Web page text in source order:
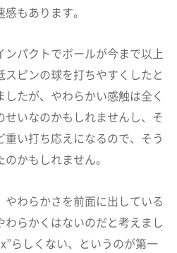
もあります。
パクトでボールが今まで以上
ピンの球を打ちやすくしたと
たが、やわらかい感触は全く
いなのかもしれませんし、そ
い打ち応えになるので、そう
かもしれません。
わらかさを前面に出している
らかくはないのだと考えまし
らしくない、というのが第一